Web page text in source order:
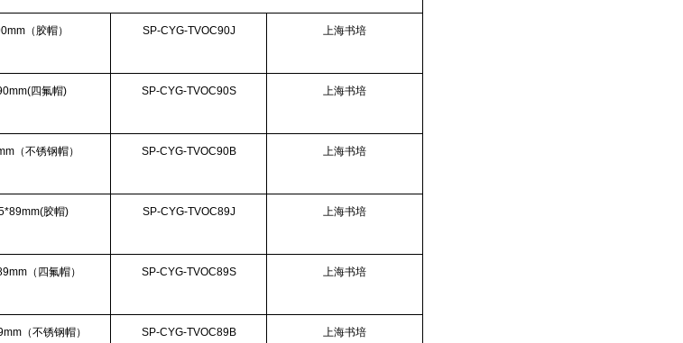
（胶帽） SP-CYG-TVOC90J 上海书培
四氟帽) SP-CYG-TVOC90S 上海书培
（不锈钢帽） SP-CYG-TVOC90B 上海书培
胶帽) SP-CYG-TVOC89J 上海书培
（四氟帽） SP-CYG-TVOC89S 上海书培
（不锈钢帽） SP-CYG-TVOC89B 上海书培